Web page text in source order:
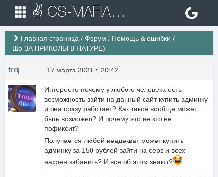
✌ CS-MAFIA.RU ✌ Игровые сервера Counter Strike 1.6
Главная страница / Форум / Помощь & ошибки /
Шо ЗА ПРИКОЛЫ В НАТУРЕ)
troj 17 марта 2021 г, 20:42
Интересно почему у любого человека есть
возможность зайти на данный сайт купить админку
и она сразу работает? Как такое вообще может
быть возможно? И почему это не кто не
пофиксит?
Получается любой неадекват может купить
админку за 150 рублей зайти на серв и всех
нахрен забанить? И все об этом знают?